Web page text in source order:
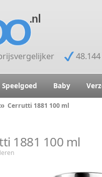
Speelgoed Baby
Cerrutti 1881 100 ml
1881 100 ml